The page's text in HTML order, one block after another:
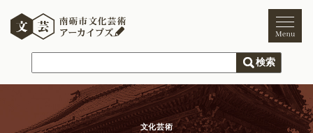
ご利用案内
新着情報 文化芸術